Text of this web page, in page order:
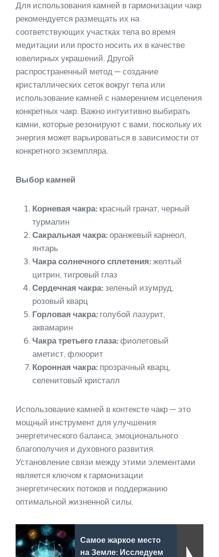
Для использования камней в гармонизации чакр
рекомендуется размещать их на
соответствующих участках тела во время
медитации или просто носить их в качестве
ювелирных украшений. Другой
распространенный метод — создание
кристаллических сеток вокруг тела или
использование камней с намерением исцеления
конкретных чакр. Важно интуитивно выбирать
камни, которые резонируют с вами, поскольку их
энергия может варьироваться в зависимости от
конкретного экземпляра.
Выбор камней
Корневая чакра: красный гранат, черный
турмалин
Сакральная чакра: оранжевый карнеол,
янтарь
Чакра солнечного сплетения: желтый
цитрин, тигровый глаз
Сердечная чакра: зеленый изумруд,
розовый кварц
Горловая чакра: голубой лазурит,
аквамарин
Чакра третьего глаза: фиолетовый
аметист, флюорит
Коронная чакра: прозрачный кварц,
селенитовый кристалл
Использование камней в контексте чакр — это
мощный инструмент для улучшения
энергетического баланса, эмоционального
благополучия и духовного развития.
Установление связи между этими элементами
является ключом к гармонизации
энергетических потоков и поддержанию
оптимальной жизненной силы.
Самое жаркое место
на Земле: Исследуем